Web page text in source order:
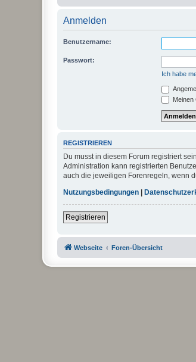
Anmelden
Benutzername:
Passwort:
Ich habe
Meinen
REGISTRIEREN
Du musst in diesem Forum registriert
Administration kann registrierten
auch die jeweiligen Forenregeln, wenn
Nutzungsbedingungen |
Registrieren
Webseite Foren-Übersicht